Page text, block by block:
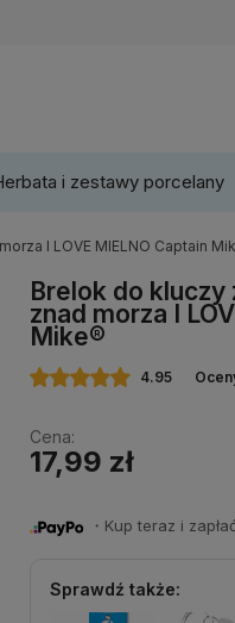
Wybierz
oferty lub
i zestawy porcelany
I LOVE MIELNO Captain
Brelok do
znad morza I
Mike®
4.95
Cena:
17,99 zł
・Kup teraz i
Sprawdź także: